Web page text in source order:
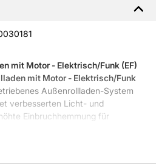
mit Motor - Elektrisch/Funk (EF)
mit Motor - Elektrisch/Funk
Außenrollladen-System
verbesserten Licht- und
Einbruchhemmung für
Frank DST Vertriebs-GmbH)
und Türtechnik mit langlebiger